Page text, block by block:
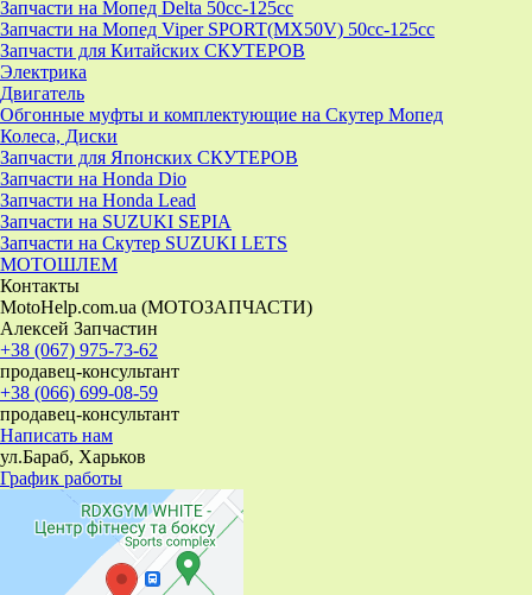
Запчасти на Мопед Delta 50cc-125cc
Запчасти на Мопед Viper SPORT(MX50V) 50cc-125cc
Запчасти для Китайских СКУТЕРОВ
Электрика
Двигатель
Обгонные муфты и комплектующие на Скутер Мопед
Колеса, Диски
Запчасти для Японских СКУТЕРОВ
Запчасти на Honda Dio
Запчасти на Honda Lead
Запчасти на SUZUKI SEPIA
Запчасти на Скутер SUZUKI LETS
МОТОШЛЕМ
Контакты
MotoHelp.com.ua (МОТОЗАПЧАСТИ)
Алексей Запчастин
+38 (067) 975-73-62
продавец-консультант
+38 (066) 699-08-59
продавец-консультант
Написать нам
ул.Бараб, Харьков
График работы